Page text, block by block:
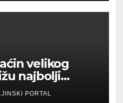
velikog
najbolji
PORTAL